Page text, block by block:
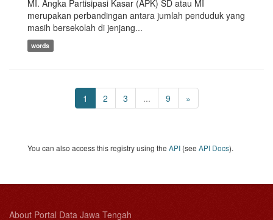
MI. Angka Partisipasi Kasar (APK) SD atau MI
merupakan perbandingan antara jumlah penduduk yang
masih bersekolah di jenjang...
words
1 2 3 ... 9 »
You can also access this registry using the API (see API Docs).
About Portal Data Jawa Tengah